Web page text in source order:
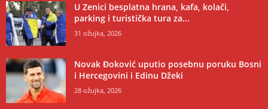
U Zenici besplatna hrana, kafa, kolači,
parking i turistička tura za...
31 ožujka, 2026
Novak Đoković uputio posebnu poruku Bosni
i Hercegovini i Edinu Džeki
28 ožujka, 2026